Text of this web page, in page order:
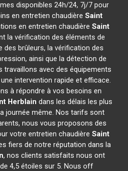
disponibles 24h/24, 7j/7 pour
en entretien chaudièreSaint
en entretien chaudière Saint
la vérification des éléments de
des brûleurs, la vérification des
ainsi que la détection de
travaillons avec des équipements
intervention rapide et efficace.
à répondre à vos besoins en
Herblain dans les délais les plus
journée même. Nos tarifs sont
nous vous proposons des
votre entretien chaudière Saint
fiers de notre réputation dans la
, nos clients satisfaits nous ont
4,5 étoiles sur 5. Nous off